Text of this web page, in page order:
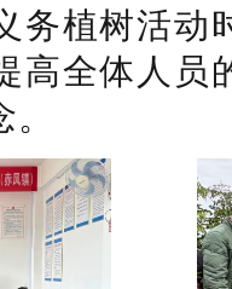
务植树活动
高全体人员